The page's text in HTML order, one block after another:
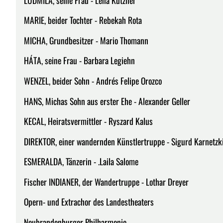
MARIE, beider Tochter - Rebekah Rota
MICHA, Grundbesitzer - Mario Thomann
HÁTA, seine Frau - Barbara Legiehn
WENZEL, beider Sohn - Andrés Felipe Orozco
HANS, Michas Sohn aus erster Ehe - Alexander Geller
KECAL, Heiratsvermittler - Ryszard Kalus
DIREKTOR, einer wandernden Künstlertruppe - Sigurd
ESMERALDA, Tänzerin - .Laila Salome
Fischer INDIANER, der Wandertruppe - Lothar Dreyer
Opern- und Extrachor des Landestheaters